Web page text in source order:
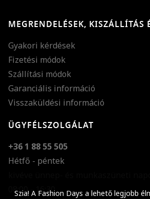
Szia! A Fashion Days a lehető legjobb
MEGRENDELÉSEK, KISZÁLLÍTÁS
Gyakori kérdések
Fizetési módok
Szállítási módok
Garanciális információ
Visszaküldési információ
ÜGYFÉLSZOLGÁLAT
+36 1 88 55 505
Hétfő - péntek
08:00 - 16:30